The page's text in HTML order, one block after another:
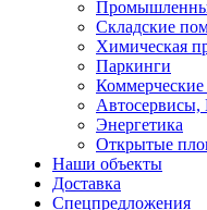
Складские
Химическая
Паркинги
Коммерческие
Автосервисы,
Энергетика
Открытые
Наши объекты
Доставка
Спецпредложения